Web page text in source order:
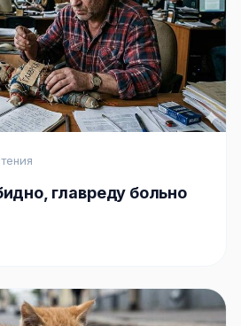
главреду больно